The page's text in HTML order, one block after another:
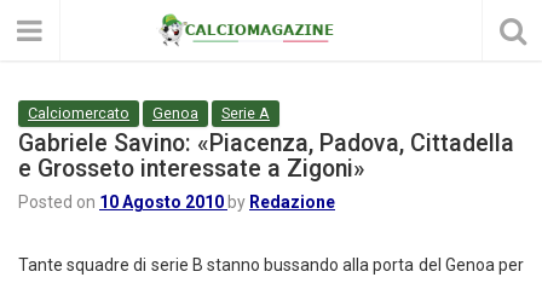
Calciomercato Genoa Serie A
Gabriele Savino: «Piacenza, Padova, Cittadella
e Grosseto interessate a Zigoni»
Posted on 10 Agosto 2010 by Redazione
Tante squadre di serie B stanno bussando alla porta del Genoa per